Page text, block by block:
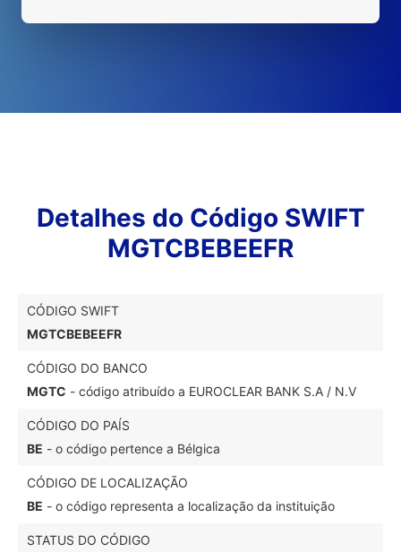
Detalhes do Código SWIFT
MGTCBEBEEFR
CÓDIGO SWIFT
MGTCBEBEEFR
CÓDIGO DO BANCO
MGTC - código atribuído a EUROCLEAR BANK S.A / N.V
CÓDIGO DO PAÍS
BE - o código pertence a Bélgica
CÓDIGO DE LOCALIZAÇÃO
BE - o código representa a localização da instituição
STATUS DO CÓDIGO